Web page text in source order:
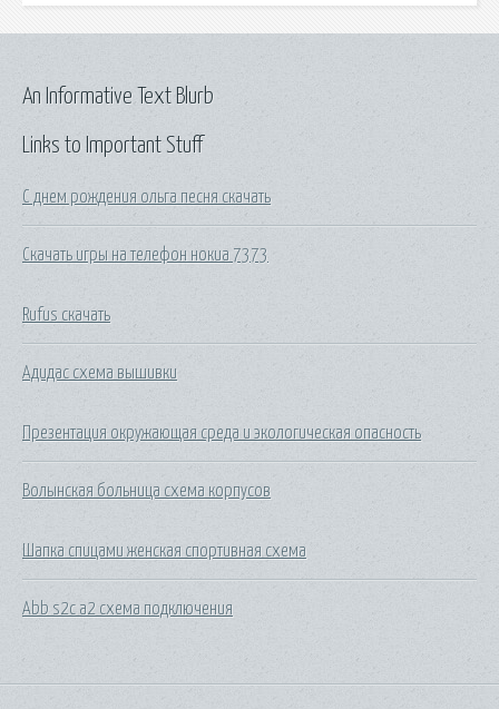
Links to Important Stuff
С днем рождения ольга песня скачать
Скачать игры на телефон нокиа 7373
Rufus скачать
Адидас схема вышивки
Презентация окружающая среда и экологическая опасность
Волынская больница схема корпусов
Шапка спицами женская спортивная схема
Abb s2c a2 схема подключения
An Informative Text Blurb